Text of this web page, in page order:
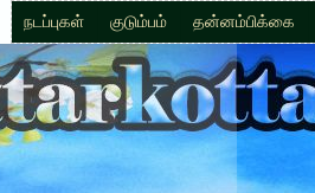
நடப்புகள் குடும்பம் தன்னம்பிக்கை